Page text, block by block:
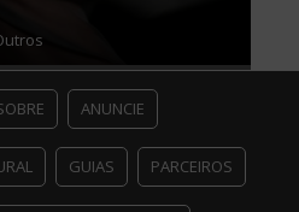
ANUNCIE
GUIAS PARCEIROS